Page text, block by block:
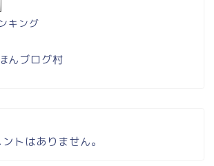
キング
んブログ村
トはありません。